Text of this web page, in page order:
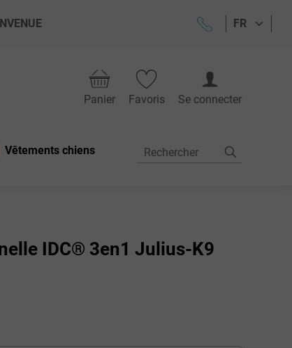
FR
Panier Favoris Se connecter
Vêtements chiens
IDC® 3en1 Julius-K9